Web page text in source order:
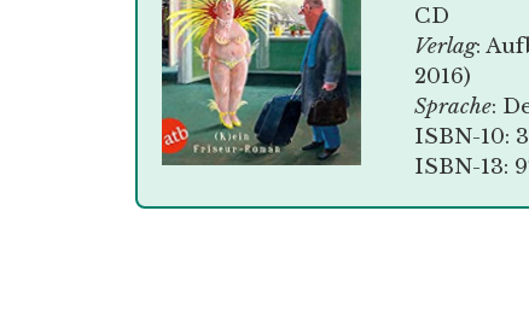
CD
Verlag:
2016)
Sprache:
ISBN-10:
ISBN-13: